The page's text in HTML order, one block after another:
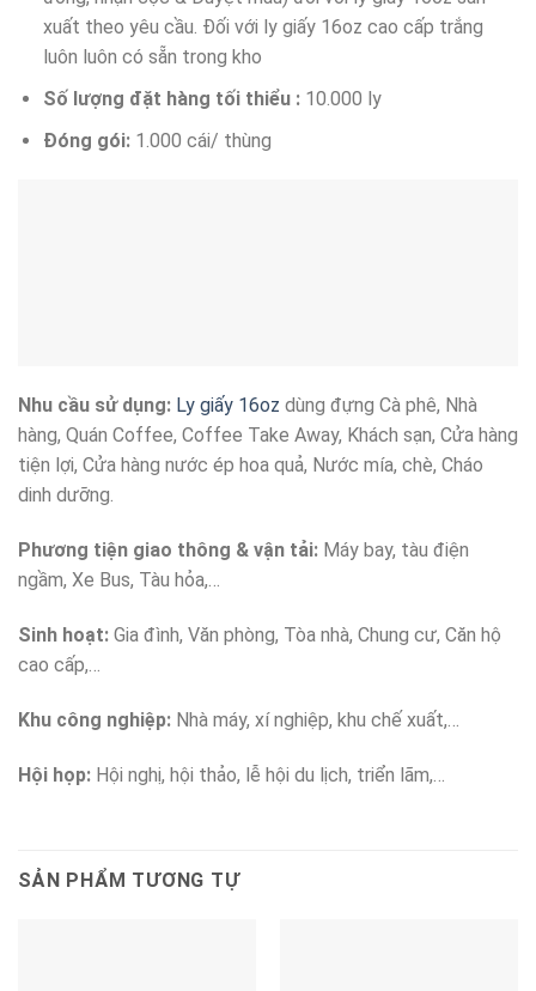
xuất theo yêu cầu. Đối với ly giấy 16oz cao cấp trắng
luôn luôn có sẵn trong kho
Số lượng đặt hàng tối thiểu : 10.000 ly
Đóng gói:1.000 cái/ thùng
Nhu cầu sử dụng: Ly giấy 16oz dùng đựng Cà phê, Nhà
hàng, Quán Coffee, Coffee Take Away, Khách sạn, Cửa hàng
tiện lợi, Cửa hàng nước ép hoa quả, Nước mía, chè, Cháo
dinh dưỡng.
Phương tiện giao thông & vận tải: Máy bay, tàu điện
ngầm, Xe Bus, Tàu hỏa,…
Sinh hoạt: Gia đình, Văn phòng, Tòa nhà, Chung cư, Căn hộ
cao cấp,…
Khu công nghiệp: Nhà máy, xí nghiệp, khu chế xuất,…
Hội họp: Hội nghị, hội thảo, lễ hội du lịch, triển lãm,…
SẢN PHẨM TƯƠNG TỰ